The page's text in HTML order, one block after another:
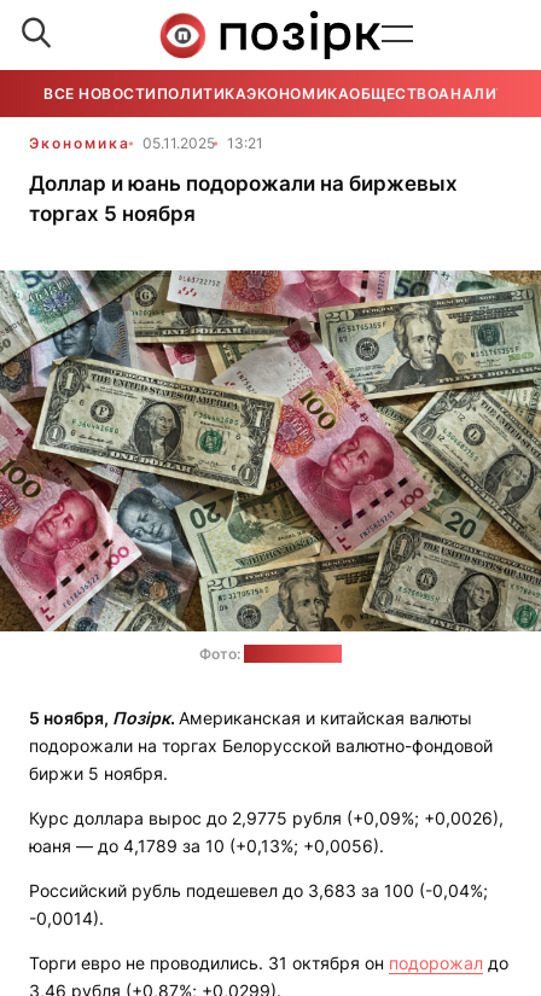
ВСЕ НОВОСТИ ПОЛИТИКАЭКОНОМИКАОБЩЕСТВОАНАЛИТИКА
Экономика 05.11.2025 13:21
Доллар и юань подорожали на биржевых
торгах 5 ноября
Фото:
5 ноября, Позірк. Американская и китайская валюты
подорожали на торгах Белорусской валютно-фондовой
биржи 5 ноября.
Курс доллара вырос до 2,9775 рубля (+0,09%; +0,0026),
юаня — до 4,1789 за 10 (+0,13%; +0,0056).
Российский рубль подешевел до 3,683 за 100 (-0,04%;
-0,0014).
Торги евро не проводились. 31 октября он подорожал до
3,46 рубля (+0,87%; +0,0299).